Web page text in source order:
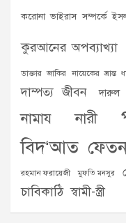
করোনা ভাইরাস সম্পর্কে
কুরআনের অপব্যাখ্যা
ডাক্তার জাকির নায়েকের ভ্রান্ত
দাম্পত্য জীবন দারুল
নামায নারী
বিদ‘আত
রহমান ফরায়েজী মুফতি মনসুর
চাবিকাঠি স্বামী-স্ত্রী